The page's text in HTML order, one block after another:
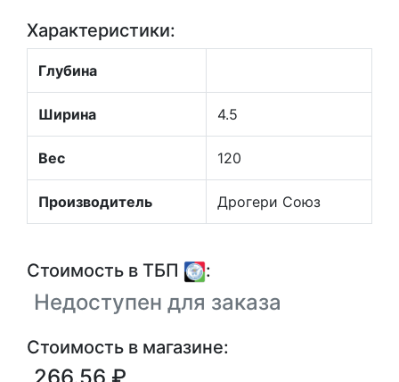
Характеристики:
Глубина
Ширина 4.5
Вес 120
Производитель Дрогери Союз
Стоимость в ТБП :
Недоступен для заказа
Стоимость в магазине: